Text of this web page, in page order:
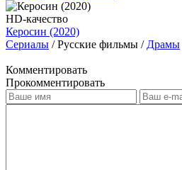
HD-качество
Керосин (2020)
Сериалы / Русские фильмы / Драмы
Комментировать
Прокомментировать